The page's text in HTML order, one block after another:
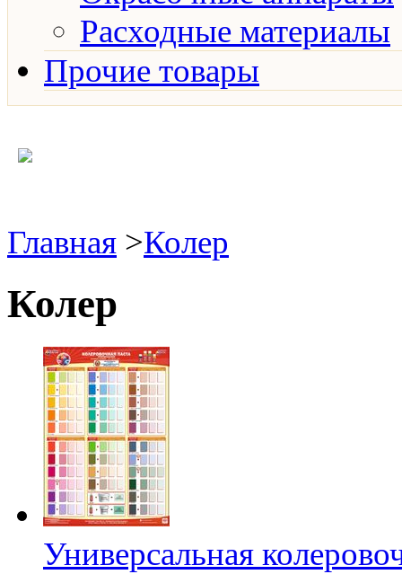
Расходные материалы
Прочие товары
Главная >Колер
Колер
Универсальная